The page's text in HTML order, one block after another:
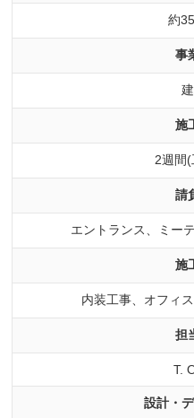
約
事
施
2週間
請
エントランス、ミー
施
内装工事、オフィ
担
T.
設計・